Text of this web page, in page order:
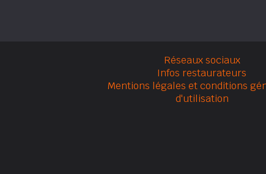
Réseaux sociaux
Infos restaurateurs
Mentions légales et conditions
d'utilisation